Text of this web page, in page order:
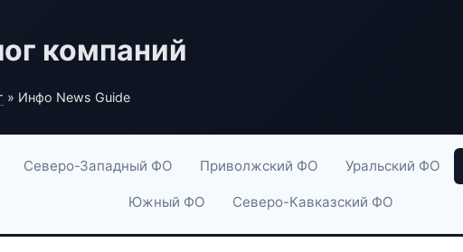
компаний
» Инфо News Guide
Северо-Западный ФО Приволжский ФО Уральский ФО
Южный ФО Северо-Кавказский ФО